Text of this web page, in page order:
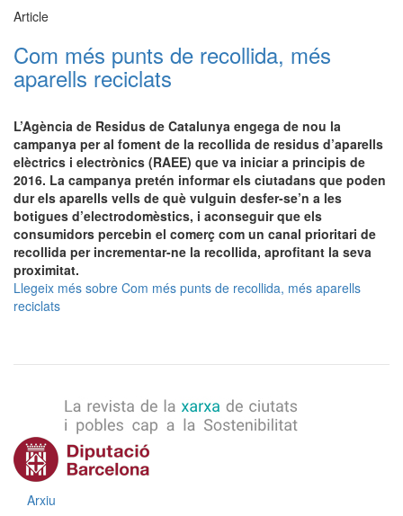
Article
Com més punts de recollida, més
aparells reciclats
L’Agència de Residus de Catalunya engega de nou la
campanya per al foment de la recollida de residus d’aparells
elèctrics i electrònics (RAEE) que va iniciar a principis de
2016. La campanya pretén informar els ciutadans que poden
dur els aparells vells de què vulguin desfer-se’n a les
botigues d’electrodomèstics, i aconseguir que els
consumidors percebin el comerç com un canal prioritari de
recollida per incrementar-ne la recollida, aprofitant la seva
proximitat.
Llegeix més sobre Com més punts de recollida, més aparells
reciclats
Menú
Arxiu